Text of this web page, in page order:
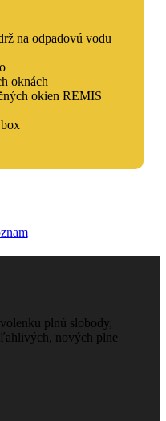
na odpadovú vodu
oknách
okien REMIS
plnú slobody,
nových plne